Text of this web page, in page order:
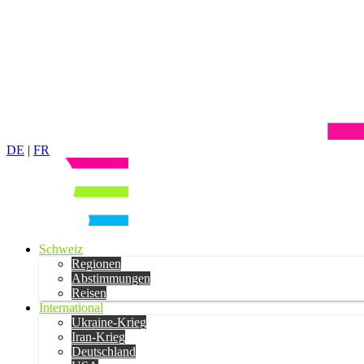
DE | FR
Schweiz
Regionen
Abstimmungen
Reisen
International
Ukraine-Krieg
Iran-Krieg
Deutschland